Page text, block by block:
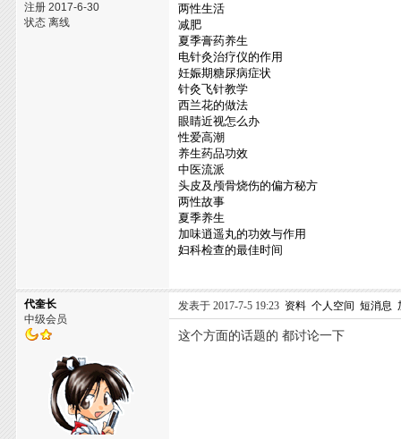
注册 2017-6-30
状态 离线
两性生活
减肥
夏季膏药养生
电针灸治疗仪的作用
妊娠期糖尿病症状
针灸飞针教学
西兰花的做法
眼睛近视怎么办
性爱高潮
养生药品功效
中医流派
头皮及颅骨烧伤的偏方秘方
两性故事
夏季养生
加味逍遥丸的功效与作用
妇科检查的最佳时间
代奎长
中级会员
发表于 2017-7-5 19:23 资料 个人空间 短消息
这个方面的话题的 都讨论一下